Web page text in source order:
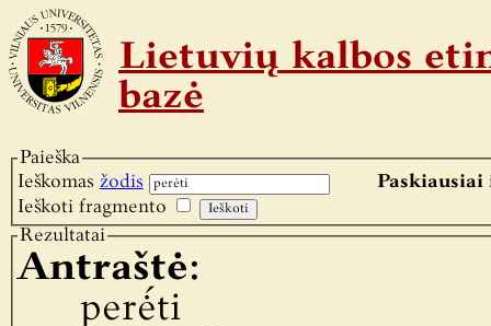
Lietuvių kalbos
bazė
Paieška
Ieškomas žodis
Ieškoti fragmento
Paskiausiai
Rezultatai
Antraštė:
perė́ti